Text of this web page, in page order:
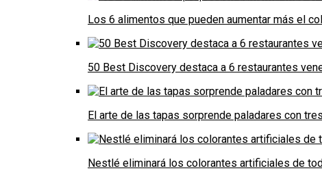
Los 6 alimentos que pueden aumentar más el
50 Best Discovery destaca a 6 restaurantes
El arte de las tapas sorprende paladares con
Nestlé eliminará los colorantes artificiales de